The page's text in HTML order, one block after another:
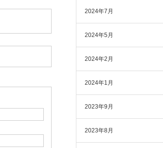
2024年7月
2024年5月
2024年2月
2024年1月
2023年9月
2023年8月